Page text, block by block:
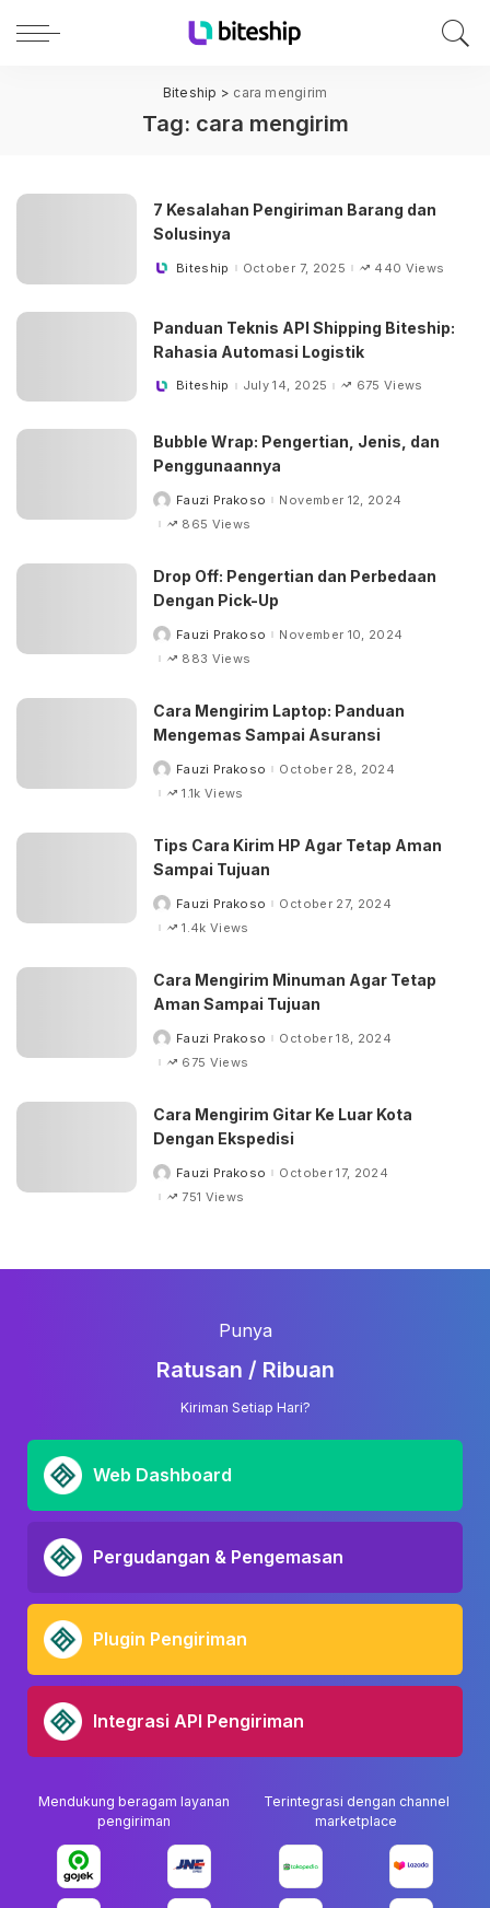
Biteship > cara mengirim
Tag: cara mengirim
7 Kesalahan Pengiriman Barang dan
Solusinya
PostedBiteship October 7, 2025 440 Views
Panduan Teknis API Shipping Biteship:
Rahasia Automasi Logistik
PostedBiteship July 14, 2025 675 Views
Bubble Wrap: Pengertian, Jenis, dan
Penggunaannya
PostedFauzi Prakoso
November 12, 2024
865 Views
Drop Off: Pengertian dan Perbedaan
Dengan Pick-Up
PostedFauzi Prakoso
November 10, 2024
883 Views
Cara Mengirim Laptop: Panduan
Mengemas Sampai Asuransi
PostedFauzi Prakoso
October 28, 2024
1.1k Views
Tips Cara Kirim HP Agar Tetap Aman
Sampai Tujuan
PostedFauzi Prakoso
October 27, 2024
1.4k Views
Cara Mengirim Minuman Agar Tetap
Aman Sampai Tujuan
PostedFauzi Prakoso
October 18, 2024
675 Views
Cara Mengirim Gitar Ke Luar Kota
Dengan Ekspedisi
PostedFauzi Prakoso
October 17, 2024
751 Views
Punya
Ratusan / Ribuan
Kiriman Setiap Hari?
Web Dashboard
Pergudangan & Pengemasan
Plugin Pengiriman
Integrasi API Pengiriman
Mendukung beragam layanan
pengiriman
Terintegrasi dengan channel
marketplace